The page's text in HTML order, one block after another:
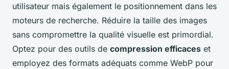
utilisateur mais également le positionnement dans les
moteurs de recherche. Réduire la taille des images
sans compromettre la qualité visuelle est primordial.
Optez pour des outils de compression efficaces et
employez des formats adéquats comme WebP pour